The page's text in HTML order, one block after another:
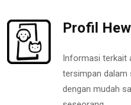
Profil
Informasi terkait
tersimpan dalam
dengan mudah